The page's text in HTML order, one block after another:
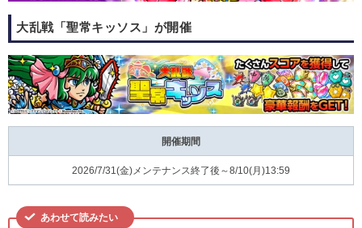
大乱戦「聖常キッソス」が開催
開催期間
2026/7/31(金)メンテナンス終了後～8/10(月)13:59
あわせて読みたい